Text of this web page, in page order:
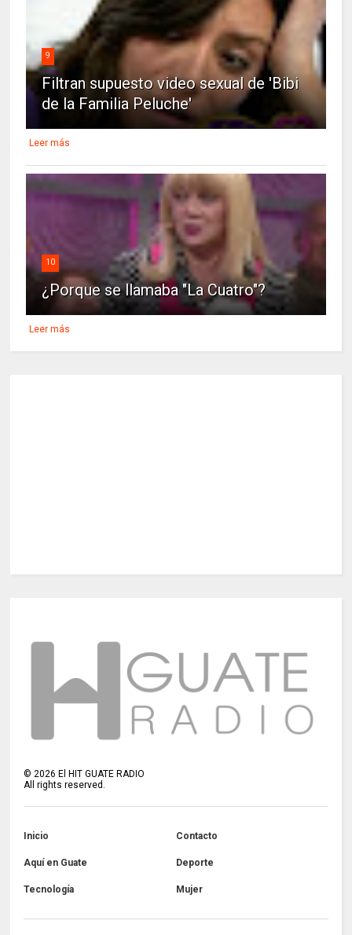
9
Filtran supuesto video sexual de 'Bibi
de la Familia Peluche'
Leer más
10
¿Porque se llamaba "La Cuatro"?
Leer más
©2026 El HIT GUATE RADIO
All rights reserved.
Inicio Contacto
Aquí en Guate Deporte
Tecnología Mujer